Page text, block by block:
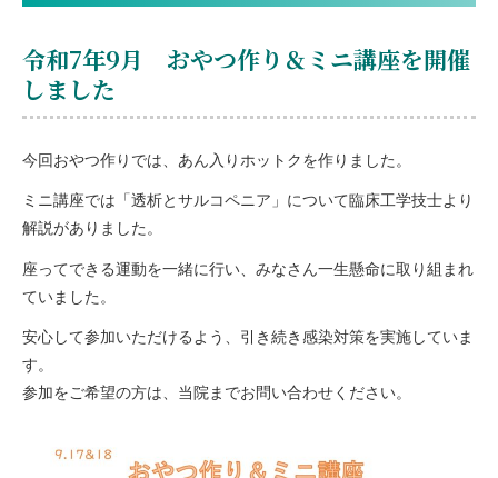
令和7年9月 おやつ作り＆ミニ講座を開催
しました
今回おやつ作りでは、あん入りホットクを作りました。
ミニ講座では「透析とサルコペニア」について臨床工学技士より
解説がありました。
座ってできる運動を一緒に行い、みなさん一生懸命に取り組まれ
ていました。
安心して参加いただけるよう、引き続き感染対策を実施していま
す。
参加をご希望の方は、当院までお問い合わせください。